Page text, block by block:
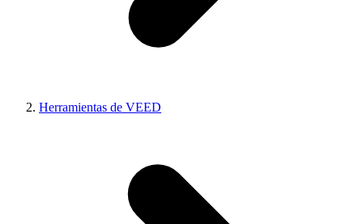
Herramientas de VEED